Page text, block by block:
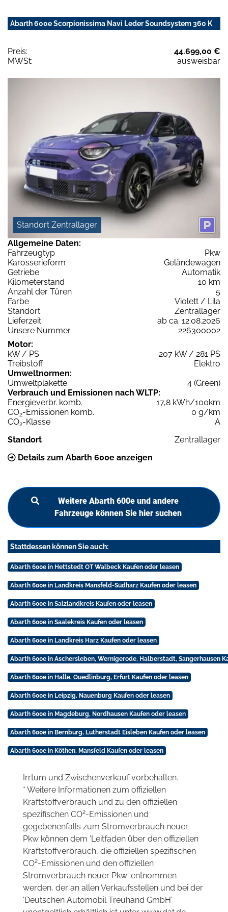
Abarth 600e Scorpionissima Navi Leder Soundsystem 360 K
Preis:
44.699,00 €
MWSt:
ausweisbar
Standort Zentrallager
Allgemeine Daten:
Fahrzeugtyp
Pkw
Karosserieform
Geländewagen
Getriebe
Automatik
Kilometerstand
10 km
Anzahl der Türen
5
Farbe
Violett / Lila
Standort
Zentrallager
Lieferzeit
ab ca. 12.08.2026
Unsere Nummer
226300002
Motor:
kW / PS
207 kW / 281 PS
Treibstoff
Elektro
Umweltnormen:
Umweltplakette
4 (Green)
Verbrauch und Emissionen nach WLTP:
Energieverbr. komb.
17,8 kWh/100km
CO2-Emissionen komb.
0 g/km
CO2-Klasse
A
Standort
Zentrallager
Details zum Abarth 600e anzeigen
Weitere Abarth 600e und andere
Fahrzeuge können Sie hier suchen
Stattdessen können Sie auch:
Abarth 600e in Hettstedt OT Walbeck Kaufen oder leasen
Abarth 600e in Landkreis Mansfeld-Südharz Kaufen oder leasen
Abarth 600e in Salzlandkreis Kaufen oder leasen
Abarth 600e in Saalekreis Kaufen oder leasen
Abarth 600e in Landkreis Harz Kaufen oder leasen
Abarth 600e in Aschersleben, Wernigerode, Halberstadt, Sangerhausen
Abarth 600e in Halle, Quedlinburg, Erfurt Kaufen oder leasen
Abarth 600e in Leipzig, Nauenburg Kaufen oder leasen
Abarth 600e in Magdeburg, Nordhausen Kaufen oder leasen
Abarth 600e in Bernburg, Lutherstadt Eisleben Kaufen oder leasen
Abarth 600e in Köthen, Mansfeld Kaufen oder leasen
Irrtum und Zwischenverkauf vorbehalten.
* Weitere Informationen zum offiziellen
Kraftstoffverbrauch und zu den offiziellen
spezifischen CO2-Emissionen und
gegebenenfalls zum Stromverbrauch neuer
Pkw können dem 'Leitfaden über den offiziellen
Kraftstoffverbrauch, die offiziellen spezifischen
CO2-Emissionen und den offiziellen
Stromverbrauch neuer Pkw' entnommen
werden, der an allen Verkaufsstellen und bei der
'Deutschen Automobil Treuhand GmbH'